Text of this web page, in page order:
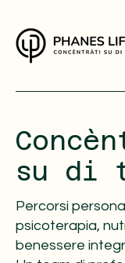
su di
Percorsi
psicoterapia,
benessere